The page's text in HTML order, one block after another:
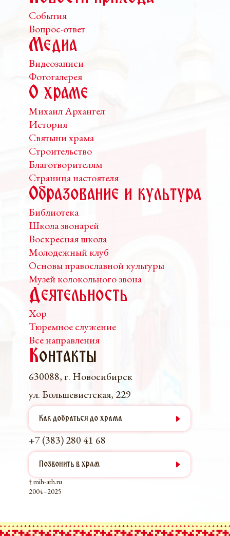
События
Вопрос-ответ
Медиа
Видеозаписи
Фотогалерея
О храме
Михаил Архангел
История
Святыни храма
Строительство
Благотворителям
Страница настоятеля
Образование и культура
Библиотека
Школа звонарей
Воскресная школа
Молодежный клуб
Основы православной культуры
Музей колокольного звона
Деятельность
Хор
Тюремное служение
Все направления
Контакты
630088, г. Новосибирск
ул. Большевистская, 229
Как добраться до храма
+7 (383) 280 41 68
Позвонить в храм
† mih-arh.ru
2004–2025